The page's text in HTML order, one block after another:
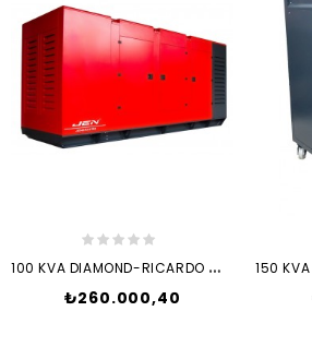
1
00 KVA DIAMOND-RICARDO MOTOR...
Fiyat
₺260.000,40